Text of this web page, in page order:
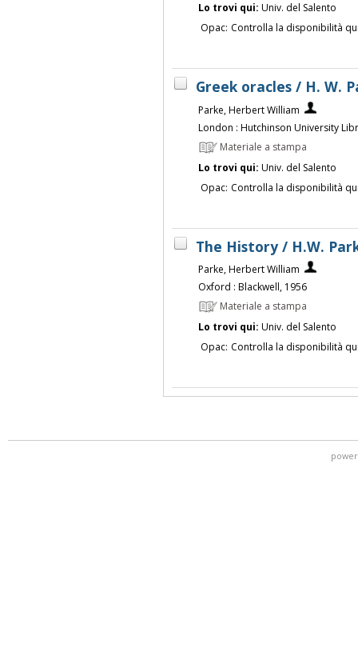
Lo trovi qui: Univ. del Salento
Opac: Controlla la disponibilità
Greek oracles / H. W.
Parke, Herbert William
London : Hutchinson University
Materiale a stampa
Lo trovi qui: Univ. del Salento
Opac: Controlla la disponibilità
The History / H.W.
Parke, Herbert William
Oxford : Blackwell, 1956
Materiale a stampa
Lo trovi qui: Univ. del Salento
Opac: Controlla la disponibilità